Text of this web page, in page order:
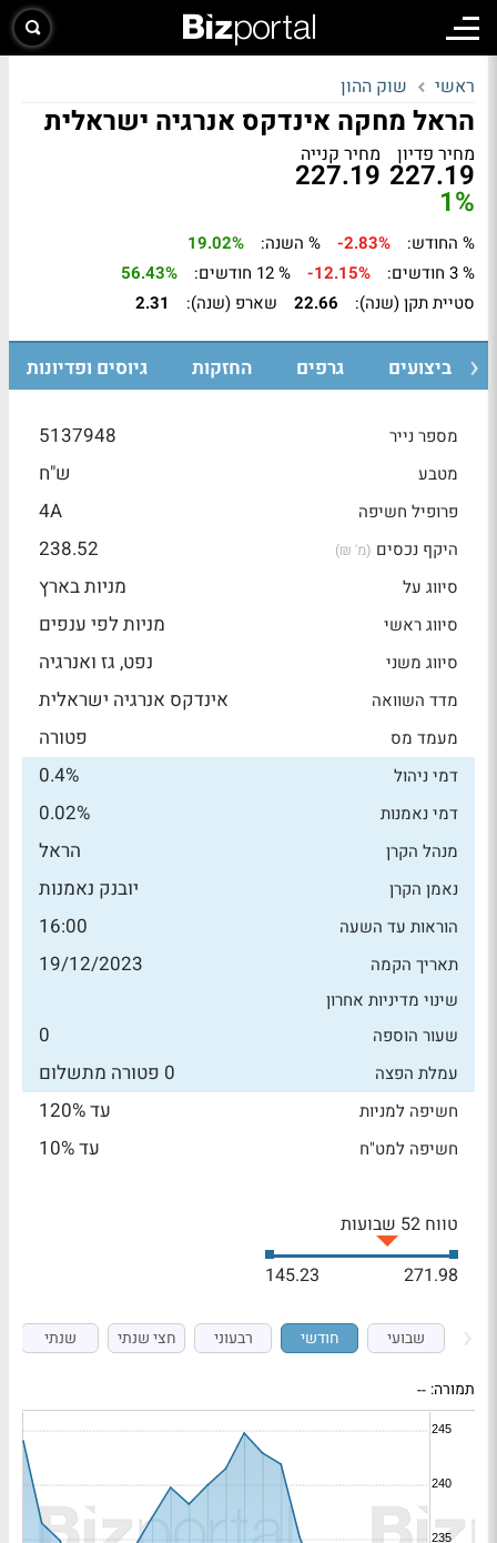
ראשי שוק ההון
הראל מחקה אינדקס אנרגיה ישראלית
מחיר פדיון
227.19
מחיר קנייה
227.19
1%
% החודש: -2.83% % השנה:
19.02%
% 3 חודשים:
-12.15% % 12 חודשים:
56.43%
סטיית תקן (שנה):
22.66 שארפ (שנה): 2.31
ביצועים גרפים החזקות גיוסים ופדיונות
מספר נייר 5137948
מטבע ש"ח
פרופיל חשיפה 4A
היקף נכסים (מ' ₪) 238.52
סיווג על מניות בארץ
סיווג ראשי מניות לפי ענפים
סיווג משני נפט, גז ואנרגיה
מדד השוואה אינדקס אנרגיה ישראלית
מעמד מס פטורה
דמי ניהול 0.4%
דמי נאמנות 0.02%
מנהל הקרן הראל
נאמן הקרן יובנק נאמנות
הוראות עד השעה 16:00
תאריך הקמה 19/12/2023
שינוי מדיניות אחרון
שעור הוספה
0
עמלת הפצה 0 פטורה מתשלום
חשיפה למניות עד 120%
חשיפה למט"ח עד 10%
טווח 52 שבועות
271.98
145.23
שבועי חודשי רבעוני חצי שנתי שנתי
תמורה: --